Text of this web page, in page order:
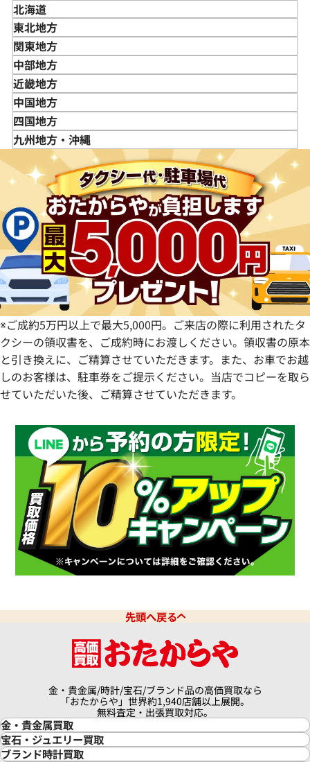
北海道
東北地方
青森県
岩手県
宮城県
秋田県
山形県
福島県
関東地方
東京都
神奈川県
埼玉県
千葉県
茨城県
栃木県
群馬県
中部地方
新潟県
富山県
石川県
山梨県
長野県
岐阜県
静岡県
愛知県
近畿地方
三重県
滋賀県
京都府
兵庫県
奈良県
和歌山県
中国地方
鳥取県
島根県
広島県
山口県
四国地方
徳島県
愛媛県
九州地方・沖縄
佐賀県
長崎県
熊本県
大分県
宮崎県
鹿児島県
※ご成約5万円以上で最大5,000円。ご来店の際に利用されたタ
クシーの領収書を、ご成約時にお渡しください。領収書の原本
と引き換えに、ご精算させていただきます。また、お車でお越
しのお客様は、駐車券をご提示ください。当店でコピーを取ら
せていただいた後、ご精算させていただきます。
先頭へ戻る
金・貴金属/時計/宝石/ブランド品の高価買取なら
「おたからや」世界約1,940店舗以上展開。
無料査定・出張買取対応。
金・貴金属買取
金買取
金の相場価格情報
宝石・ジュエリー買取
宝石・ジュエリー買取
ブランド時計買取